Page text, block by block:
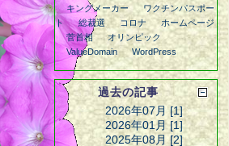
キングメーカー
ワクチンパスポー
ト
総裁選 コロナ
ホームページ
菅首相
オリンピック
ValueDomain
WordPress
過去の記事
2026年07月 [1]
2026年01月 [1]
2025年08月 [2]